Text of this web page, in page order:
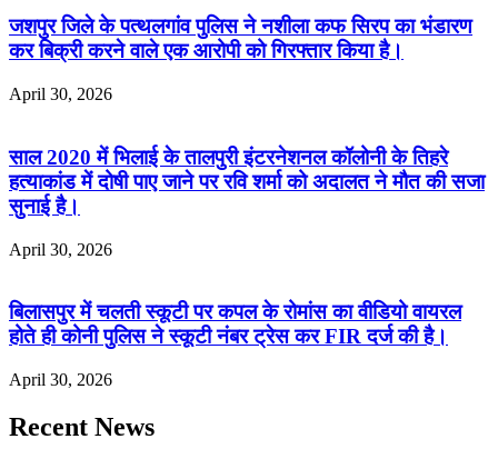
जशपुर जिले के पत्थलगांव पुलिस ने नशीला कफ सिरप का भंडारण
कर बिक्री करने वाले एक आरोपी को गिरफ्तार किया है।
April 30, 2026
साल 2020 में भिलाई के तालपुरी इंटरनेशनल कॉलोनी के तिहरे
हत्याकांड में दोषी पाए जाने पर रवि शर्मा को अदालत ने मौत की सजा
सुनाई है।
April 30, 2026
बिलासपुर में चलती स्कूटी पर कपल के रोमांस का वीडियो वायरल
होते ही कोनी पुलिस ने स्कूटी नंबर ट्रेस कर FIR दर्ज की है।
April 30, 2026
Recent News